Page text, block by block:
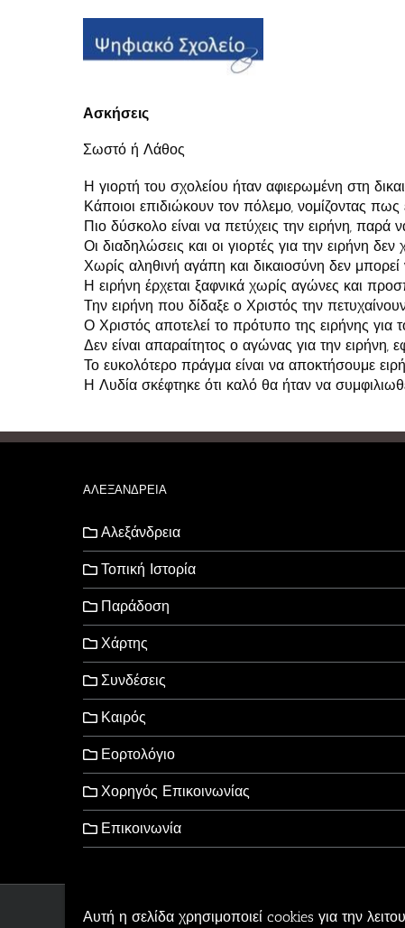
Αυτή η σελίδα χρησιμοποιεί cookies για την
Ασκήσεις
Σωστό ή Λάθος
Η γιορτή του σχολείου ήταν αφιερωμένη στη
Κάποιοι επιδιώκουν τον πόλεμο, νομίζοντας πως
Πιο δύσκολο είναι να πετύχεις την ειρήνη, παρά
Οι διαδηλώσεις και οι γιορτές για την ειρήνη δεν
Χωρίς αληθινή αγάπη και δικαιοσύνη δεν μπορεί
Η ειρήνη έρχεται ξαφνικά χωρίς αγώνες και
Την ειρήνη που δίδαξε ο Χριστός την πετυχαίνουν
Ο Χριστός αποτελεί το πρότυπο της ειρήνης για
Δεν είναι απαραίτητος ο αγώνας για την ειρήνη,
Το ευκολότερο πράγμα είναι να αποκτήσουμε
Η Λυδία σκέφτηκε ότι καλό θα ήταν να
ΑΛΕΞΑΝΔΡΕΙΑ
Αλεξάνδρεια
Τοπική Ιστορία
Παράδοση
Χάρτης
Συνδέσεις
Καιρός
Εορτολόγιο
Χορηγός Επικοινωνίας
Επικοινωνία
Copyright © 2006-2026 -